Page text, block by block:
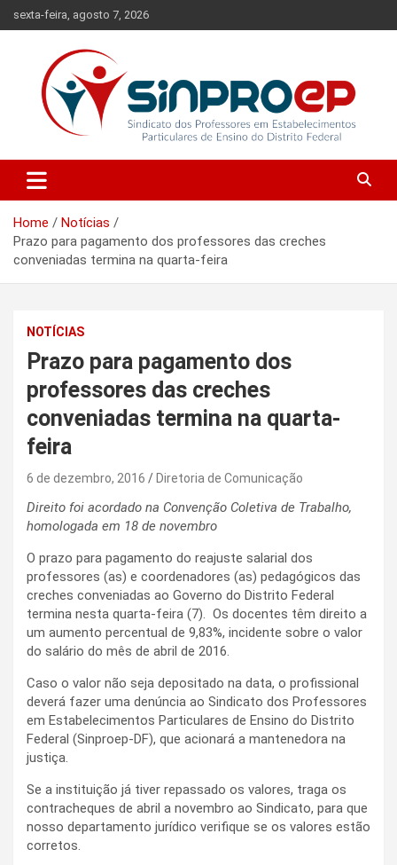
to
sexta-feira, agosto 7, 2026
Sinproep-DF
Ensino do Distrito Federal
Home
Notícias
Prazo para pagamento dos professores das creches
conveniadas termina na quarta-feira
NOTÍCIAS
Prazo para pagamento dos
professores das creches
conveniadas termina na quarta-
feira
6 de dezembro, 2016 Diretoria de Comunicação
Direito foi acordado na Convenção Coletiva de Trabalho,
homologada em 18 de novembro
O prazo para pagamento do reajuste salarial dos
professores (as) e coordenadores (as) pedagógicos das
creches conveniadas ao Governo do Distrito Federal
termina nesta quarta-feira (7). Os docentes têm direito a
um aumento percentual de 9,83%, incidente sobre o valor
do salário do mês de abril de 2016.
Caso o valor não seja depositado na data, o profissional
deverá fazer uma denúncia ao Sindicato dos Professores
em Estabelecimentos Particulares de Ensino do Distrito
Federal (Sinproep-DF), que acionará a mantenedora na
justiça.
Se a instituição já tiver repassado os valores, traga os
contracheques de abril a novembro ao Sindicato, para que
nosso departamento jurídico verifique se os valores estão
corretos.